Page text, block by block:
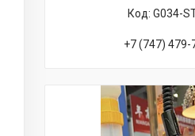
G034-
+7 (747) 479-